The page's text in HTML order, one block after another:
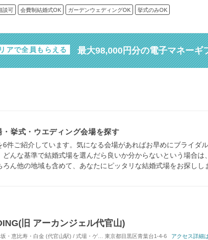
談可 会費制結婚式OK ガーデンウェディングOK 挙式のみOK
アで全員もらえる 最大98,000円分の電子マネーギ
挙式・ウエディング会場を探す
件ご紹介しています。気になる会場があればお早めにブライダ
んな基準で結婚式場を選んだら良いか分からないという場合は
ん他の地域も含めて、あなたにピッタリな結婚式場をお探しし
旧 アーカンジェル代官山)
恵比寿・白金 (代官山駅) / 式場・ゲストハウス 対応人数: 着席：10名 ～ 98名 挙
東京都目黒区青葉台1-4-6 アクセス詳細